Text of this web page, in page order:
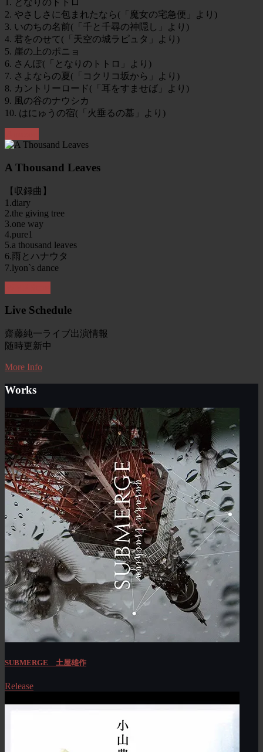
1. となりのトトロ
2. やさしさに包まれたなら(「魔女の宅急便」より)
3. いのちの名前(「千と千尋の神隠し」より)
4. 君をのせて(「天空の城ラピュタ」より)
5. 崖の上のポニョ
6. さんぽ(「となりのトトロ」より)
7. さよならの夏(「コクリコ坂から」より)
8. カントリーロード(「耳をすませば」より)
9. 風の谷のナウシカ
10. はにゅうの宿(「火垂るの墓」より)
A Thousand Leaves
【収録曲】
1.diary
2.the giving tree
3.one way
4.pure1
5.a thousand leaves
6.雨とハナウタ
7.lyon`s dance
Live Schedule
齋藤純一ライブ出演情報
随時更新中
More Info
Works
SUBMERGE 土屋雄作
Release